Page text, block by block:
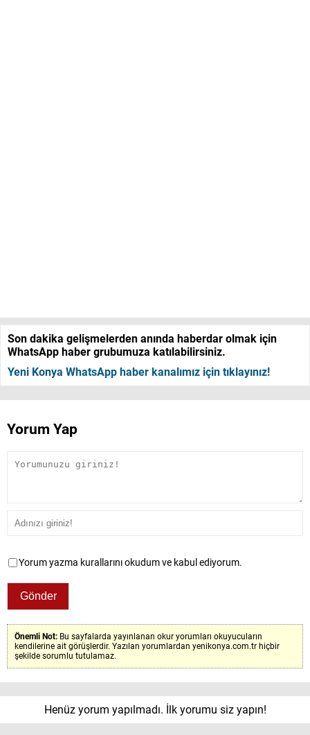
Son dakika gelişmelerden anında haberdar olmak için
WhatsApp haber grubumuza katılabilirsiniz.
Yeni Konya WhatsApp haber kanalımız için tıklayınız!
Yorum Yap
Yorum yazma kurallarını okudum ve kabul ediyorum.
Önemli Not: Bu sayfalarda yayınlanan okur yorumları okuyucuların
kendilerine ait görüşlerdir. Yazılan yorumlardan yenikonya.com.tr hiçbir
şekilde sorumlu tutulamaz.
Henüz yorum yapılmadı. İlk yorumu siz yapın!